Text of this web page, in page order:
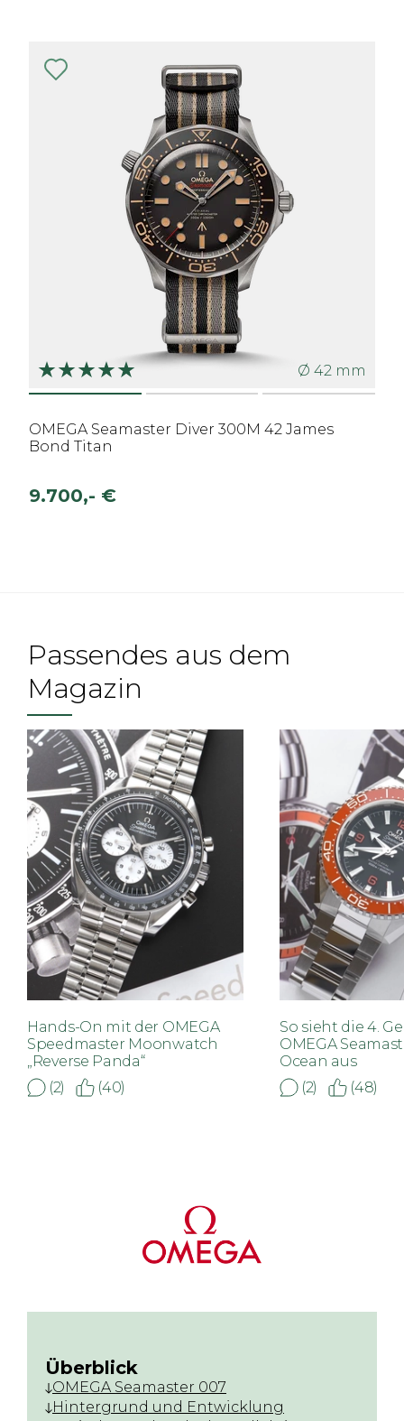
Ø 42 mm
OMEGA Seamaster Diver 300M 42 James
Bond Titan
9.700,- €
Passendes aus dem
Magazin
Hands-On mit der OMEGA
Speedmaster Moonwatch
„Reverse Panda“
(2)
(40)
So sieht die 4.
OMEGA
Ocean aus
(2)
(48)
Überblick
OMEGA Seamaster 007
Hintergrund und Entwicklung